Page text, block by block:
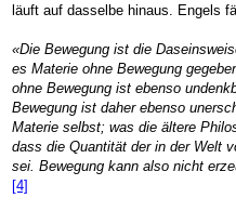
läuft auf dasselbe hinaus. Engels
«Die Bewegung ist die
es Materie ohne Bewegung
ohne Bewegung ist ebenso
Bewegung ist daher ebenso
Materie selbst; was die ältere
dass die Quantität der in der Welt
sei. Bewegung kann also nicht
[4]